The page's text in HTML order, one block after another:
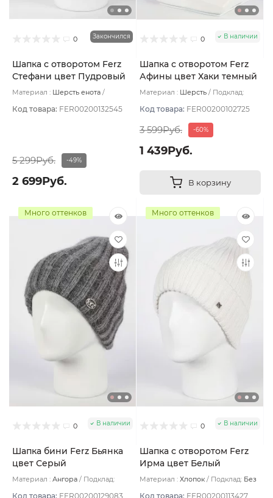
0 Закончился
Шапка с отворотом Ferz
Стефани цвет Пудровый
Материал : Шерсть енота
Код товара: FER00200132545
5 299Руб. -49%
2 699Руб.
0 В наличии
Шапка с отворотом Ferz
Афины цвет Хаки темный
Материал : Шерсть
Подклад:
Код товара: FER00200102725
3 599Руб. -60%
1 439Руб.
В корзину
Много оттенков
0 В наличии
Шапка бини Ferz Бьянка
цвет Серый
Материал : Ангора
Подклад:
Код товара: FER00200129083
Много оттенков
0 В наличии
Шапка с отворотом Ferz
Ирма цвет Белый
Материал : Хлопок Подклад: Без
Код товара: FER00200113427